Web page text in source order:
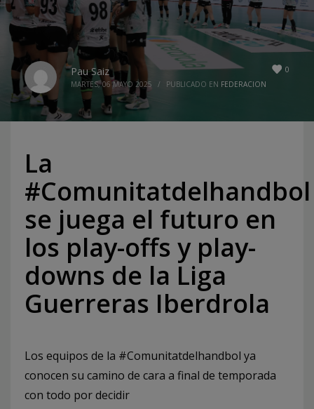
0
Pau Saiz
MARTES, 06 MAYO 2025 / PUBLICADO EN FEDERACION
La
#Comunitatdelhandbol
se juega el futuro en
los play-offs y play-
downs de la Liga
Guerreras Iberdrola
Los equipos de la #Comunitatdelhandbol ya
conocen su camino de cara a final de temporada
con todo por decidir